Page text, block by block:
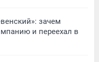
зачем
и переехал в